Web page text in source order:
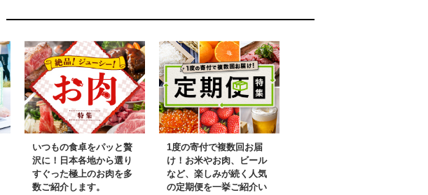
ファーム(CQ-19)
いつもの食卓をパッと贅
沢に！日本各地から選り
すぐった極上のお肉を多
数ご紹介します。
1度の寄付で複数回お届
け！お米やお肉、ビール
など、楽しみが続く人気
の定期便を一挙ご紹介い